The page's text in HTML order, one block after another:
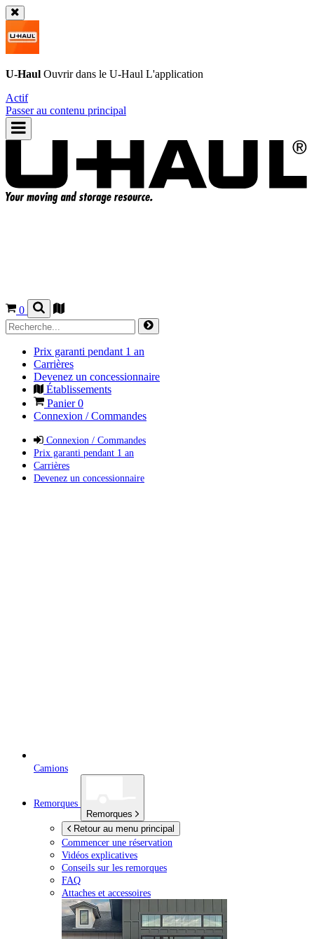
U-Haul Ouvrir dans le U-Haul L'application
Actif
Passer au contenu principal
0
Prix garanti pendant 1 an
Carrières
Devenez un concessionnaire
Établissements
Panier0
Connexion / Commandes
Connexion / Commandes
Prix garanti pendant 1 an
Carrières
Devenez un concessionnaire
Camions
Remorques
Remorques
Retour au menu principal
Commencer une réservation
Vidéos explicatives
Conseils sur les remorques
FAQ
Attaches et accessoires